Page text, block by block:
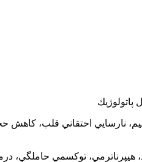
نارسايي احتقاني قلب،
هيپرناترمي، توكسمي حاملگي،